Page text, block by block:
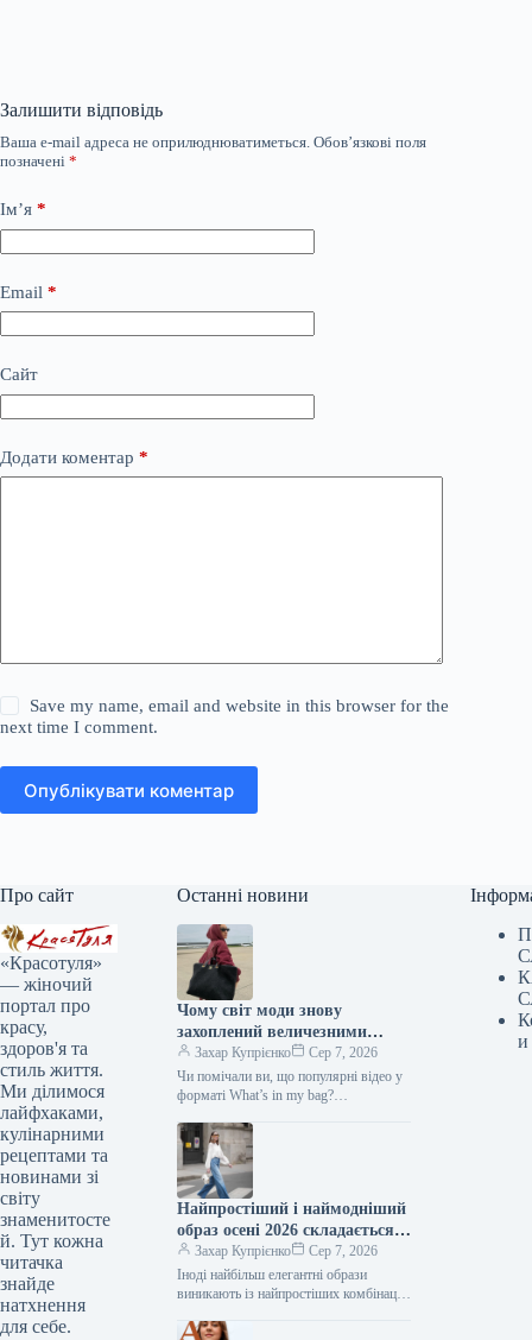
Залишити відповідь
Ваша e-mail адреса не оприлюднюватиметься. Обов’язкові поля
позначені *
Ім’я *
Email *
Сайт
Додати коментар *
Save my name, email and website in this browser for the
next time I comment.
Опублікувати коментар
Про сайт
«Красотуля»
— жіночий
портал про
красу,
здоров'я та
стиль життя.
Ми ділимося
лайфхаками,
кулінарними
рецептами та
новинами зі
світу
знаменитосте
й. Тут кожна
читачка
знайде
натхнення
для себе.
Останні новини
Чому світ моди знову
захоплений величезними
сумками: від шоперів до
замшевих та мішкуватих
Захар Купрієнко
Сер 7, 2026
Чи помічали ви, що популярні відео у
форматі What’s in my bag?
своїх сумок усе…
Найпростіший і наймодніший
образ осені 2026 складається
всього з трьох елементів.
Захар Купрієнко
Сер 7, 2026
Іноді найбільш елегантні образи
виникають із найпростіших комбінацій.
на підборах – це одна з тих…
и